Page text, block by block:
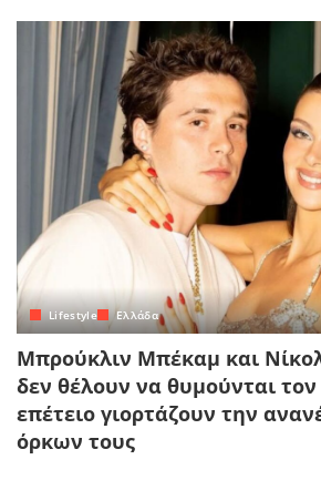
Lifestyle Ελλάδα
Μπρούκλιν Μπέκαμ και
δεν θέλουν να θυμούνται
επέτειο γιορτάζουν την
όρκων τους